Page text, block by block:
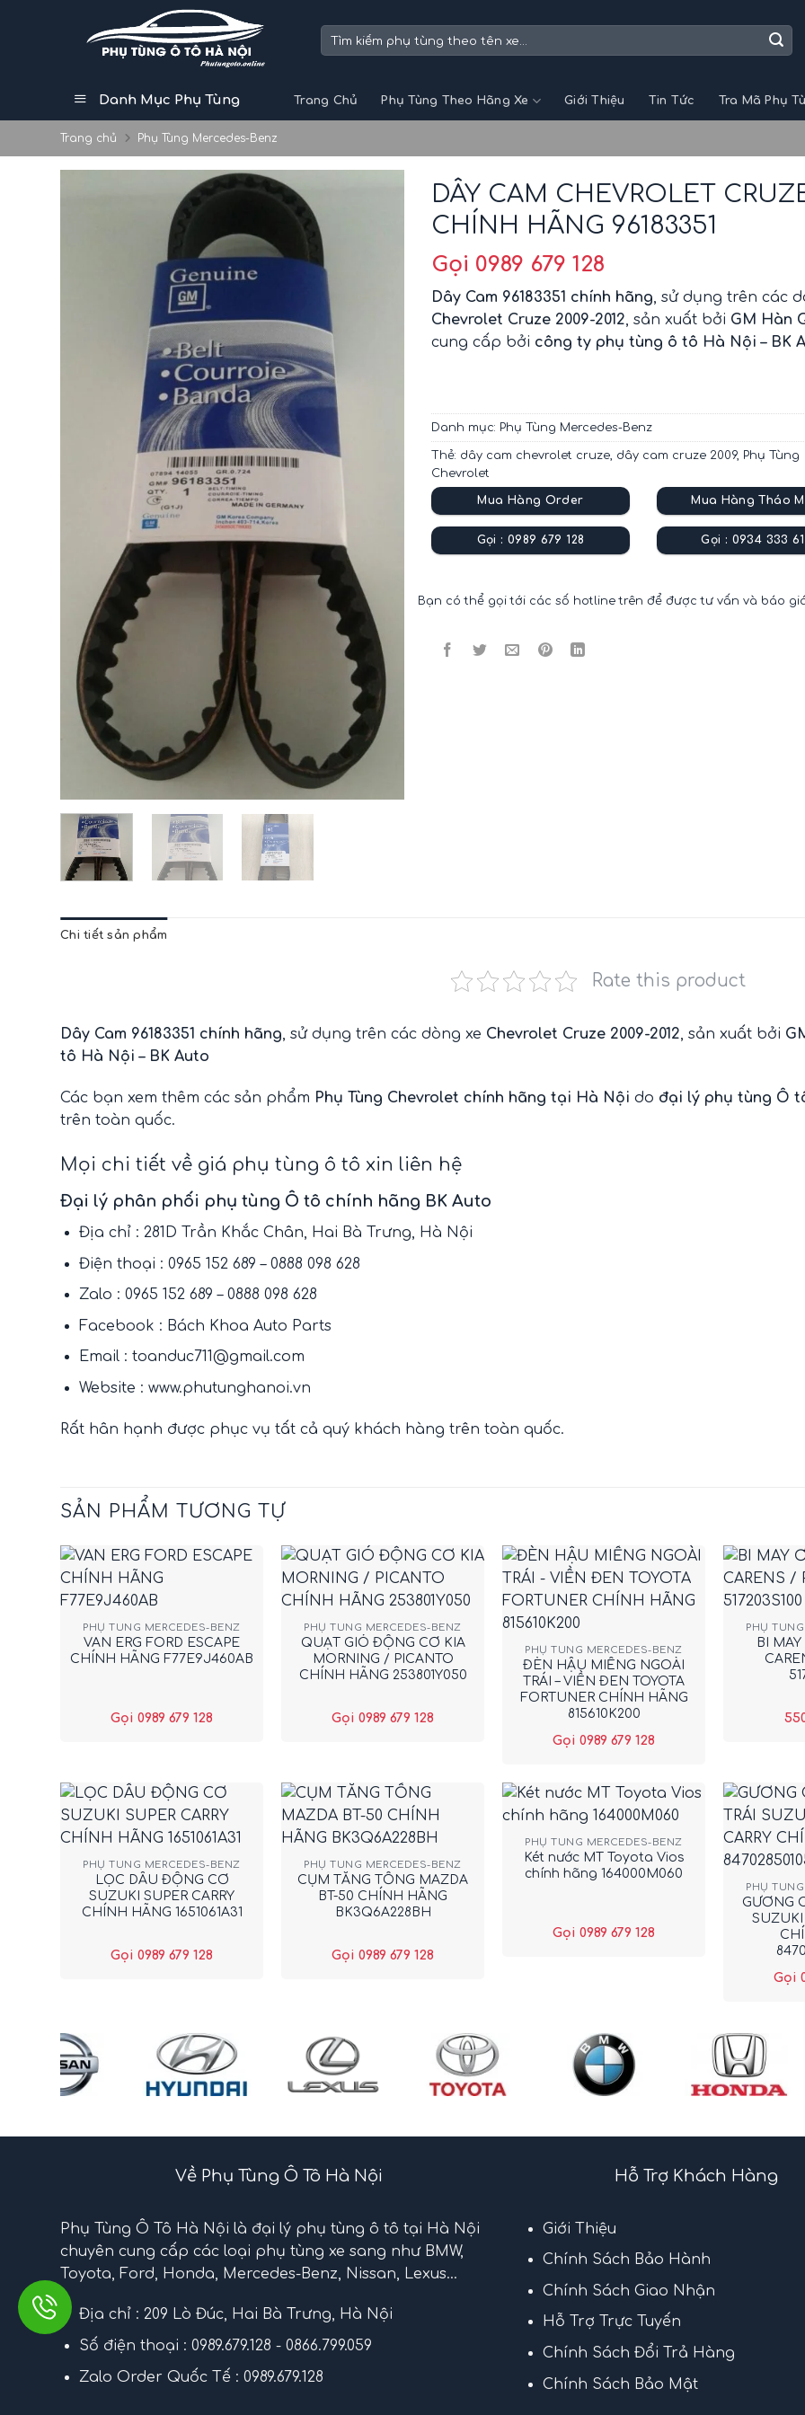
Tìm
Danh Mục Phụ Tùng Trang Chủ Phụ Tùng Theo Hãng Xe Giới Thiệu Tin Tức Tra Mã Phụ
Trang chủ Phụ Tùng Mercedes-Benz
DÂY CAM CHEVROLET
CHÍNH HÃNG 96183351
Gọi 0989 679 128
Dây Cam 96183351 chính hãng , sử dụng trên các
Chevrolet Cruze 2009-2012 , sản xuất bởi GM Hàn
cung cấp bởi công ty phụ tùng ô tô Hà Nội – BK
Danh mục: Phụ Tùng Mercedes-Benz
Thẻ: dây cam chevrolet cruze, dây cam cruze 2009, Phụ Tùng
Chevrolet
Mua Hàng Order
Gọi : 0989 679 128
Mua Hàng Tháo
Gọi : 0934 333
Bạn có thể gọi tới các số hotline trên để được tư vấn và báo
Chi tiết sản phẩm
Rate this product
Dây Cam 96183351 chính hãng, sử dụng trên các dòng xe Chevrolet Cruze 2009-2012, sản xuất bởi
tô Hà Nội – BK Auto
Các bạn xem thêm các sản phẩm Phụ Tùng Chevrolet chính hãng tại Hà Nội do đại lý phụ tùng Ô
trên toàn quốc.
Mọi chi tiết về giá phụ tùng ô tô xin liên hệ
Đại lý phân phối phụ tùng Ô tô chính hãng BK Auto
Địa chỉ : 281D Trần Khắc Chân, Hai Bà Trưng, Hà Nội
Điện thoại : 0965 152 689 – 0888 098 628
Zalo : 0965 152 689 – 0888 098 628
Facebook : Bách Khoa Auto Parts
Email : toanduc711@gmail.com
Website : www.phutunghanoi.vn
Rất hân hạnh được phục vụ tất cả quý khách hàng trên toàn quốc.
SẢN PHẨM TƯƠNG TỰ
+
PHỤ TÙNG MERCEDES-BENZ
VAN ERG FORD ESCAPE
CHÍNH HÃNG F77E9J460AB
Gọi 0989 679 128
+
PHỤ TÙNG MERCEDES-BENZ
QUẠT GIÓ ĐỘNG CƠ KIA
MORNING / PICANTO
CHÍNH HÃNG 253801Y050
Gọi 0989 679 128
+
PHỤ TÙNG MERCEDES-BENZ
ĐÈN HẬU MIẾNG NGOÀI
TRÁI – VIỀN ĐEN TOYOTA
FORTUNER CHÍNH HÃNG
815610K200
Gọi 0989 679 128
+
PHỤ
BI
+
PHỤ TÙNG MERCEDES-BENZ
LỌC DẦU ĐỘNG CƠ
SUZUKI SUPER CARRY
CHÍNH HÃNG 1651061A31
Gọi 0989 679 128
+
PHỤ TÙNG MERCEDES-BENZ
CỤM TĂNG TỔNG MAZDA
BT-50 CHÍNH HÃNG
BK3Q6A228BH
Gọi 0989 679 128
+
PHỤ TÙNG MERCEDES-BENZ
Két nước MT Toyota Vios
chính hãng 164000M060
Gọi 0989 679 128
+
PHỤ
GƯƠNG
SUZUKI
Gọi
Về Phụ Tùng Ô Tô Hà Nội
Phụ Tùng Ô Tô Hà Nội là đại lý phụ tùng ô tô tại Hà Nội
chuyên cung cấp các loại phụ tùng xe sang như BMW,
Toyota, Ford, Honda, Mercedes-Benz, Nissan, Lexus...
Địa chỉ : 209 Lò Đúc, Hai Bà Trưng, Hà Nội
Số điện thoại : 0989.679.128 - 0866.799.059
Zalo Order Quốc Tế : 0989.679.128
Hỗ Trợ Khách Hàng
Giới Thiệu
Chính Sách Bảo Hành
Chính Sách Giao Nhận
Hỗ Trợ Trực Tuyến
Chính Sách Đổi Trả Hàng
Chính Sách Bảo Mật